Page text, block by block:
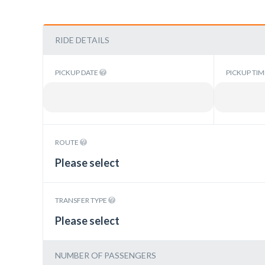
RIDE DETAILS
PICKUP DATE PICKUP
ROUTE
Please select
TRANSFER TYPE
Please select
NUMBER OF PASSENGERS